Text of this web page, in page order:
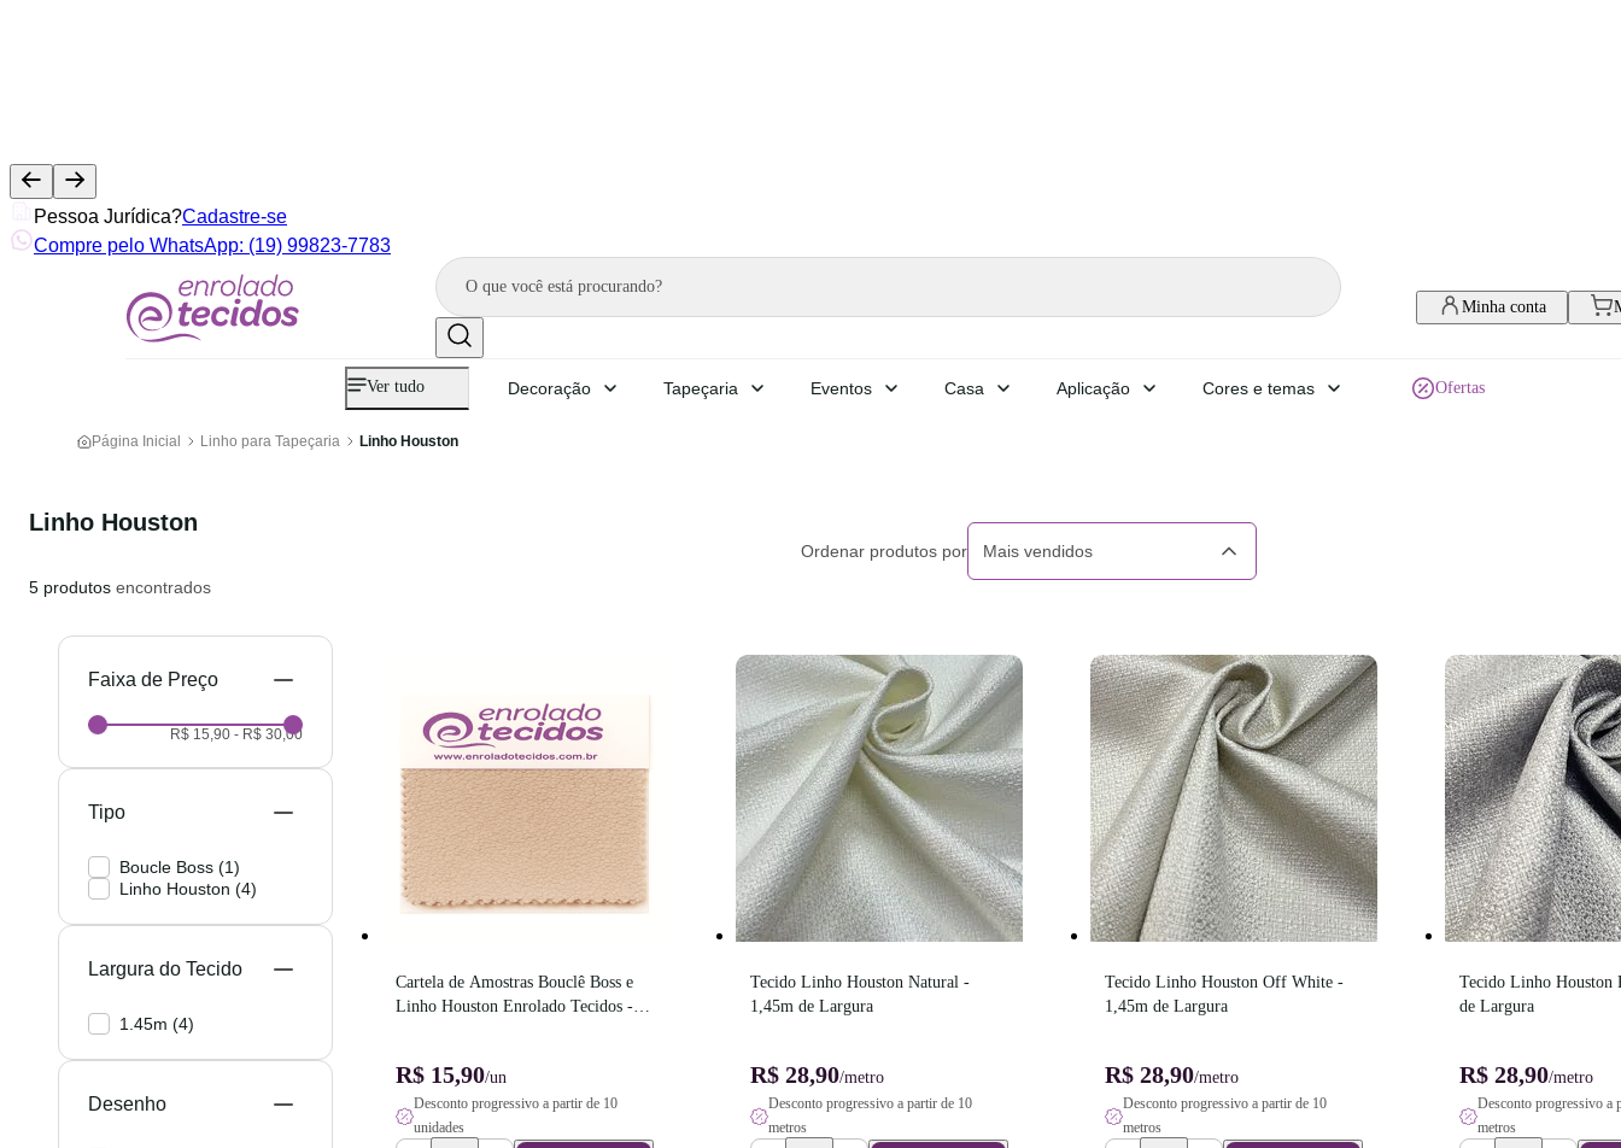
Pessoa Jurídica?Cadastre-se
Compre pelo WhatsApp: (19) 99823-7783
Minha conta
Ver tudo Decoração Tapeçaria Eventos Casa Aplicação Cores e temas Ofertas
Página Inicial Linho para Tapeçaria Linho Houston
Linho Houston
5 produtos encontrados
Ordenar produtos por Mais vendidos
Preço
R$ 15,90 - R$ 30,00
Tipo
Boucle Boss (1)
Linho Houston (4)
Largura do Tecido
1.45m (4)
Desenho
Cartela de Amostras Bouclê Boss e
Linho Houston Enrolado Tecidos -
R$ 15,90/un
Desconto progressivo a partir de 10
unidades
Tecido Linho Houston Natural -
1,45m de Largura
R$ 28,90/metro
Desconto progressivo a partir de 10
metros
Tecido Linho Houston Off White -
1,45m de Largura
R$ 28,90/metro
Desconto progressivo a partir de 10
metros
Tecido Linho Houston
de Largura
R$ 28,90/metro
Desconto progressivo a
metros